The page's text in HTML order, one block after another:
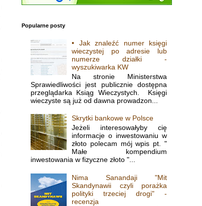
Popularne posty
• Jak znaleźć numer księgi
wieczystej po adresie lub
numerze działki -
wyszukiwarka KW
Na stronie Ministerstwa
Sprawiedliwości jest publicznie dostępna
przeglądarka Ksiąg Wieczystych. Księgi
wieczyste są już od dawna prowadzon...
Skrytki bankowe w Polsce
Jeżeli interesowałyby cię
informacje o inwestowaniu w
złoto polecam mój wpis pt. "
Małe kompendium
inwestowania w fizyczne złoto "...
Nima Sanandaji "Mit
Skandynawii czyli porażka
polityki trzeciej drogi" -
recenzja